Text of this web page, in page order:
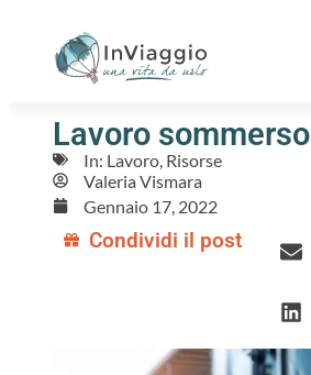
Lavoro sommerso
In: Lavoro Risorse
Valeria Vismara
Gennaio 17, 2022
Condividi il post